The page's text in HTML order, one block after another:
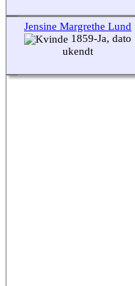
Jensine Margrethe Lund
1859-Ja, dato
ukendt